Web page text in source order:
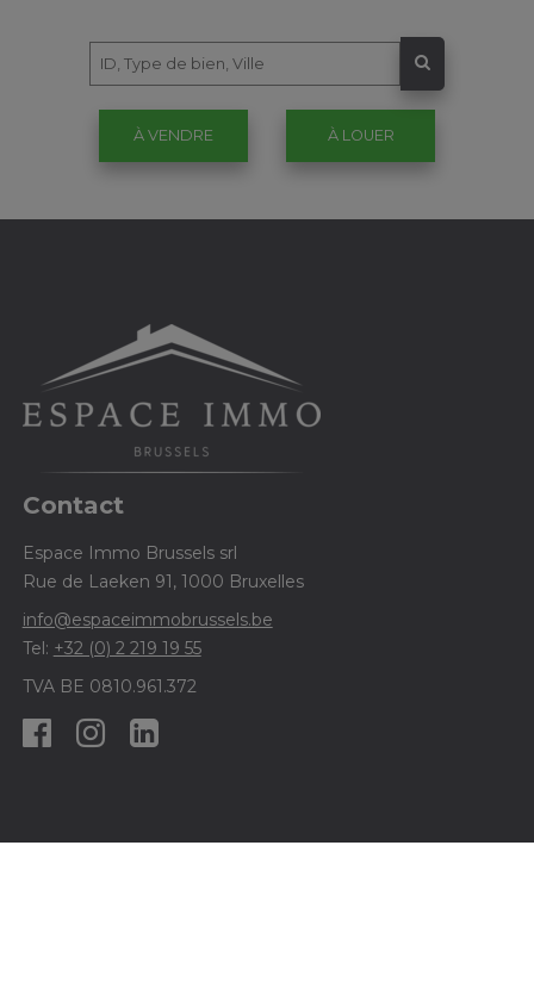
À VENDRE À LOUER
Contact
Espace Immo Brussels srl
Rue de Laeken 91, 1000 Bruxelles
info@espaceimmobrussels.be
Tel: +32 (0) 2 219 19 55
TVA BE 0810.961.372